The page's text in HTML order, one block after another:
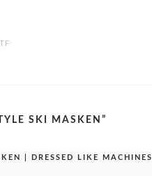
SKI MASKEN ”
| DRESSED LIKE MACHINES